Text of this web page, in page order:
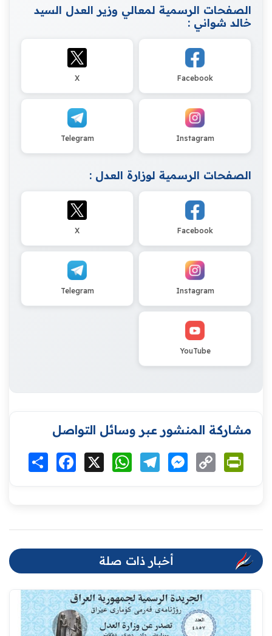
الصفحات الرسمية لمعالي وزير العدل السيد
خالد شواني :
Facebook
X
Instagram
Telegram
الصفحات الرسمية لوزارة العدل :
Facebook
X
Instagram
Telegram
YouTube
مشاركة المنشور عبر وسائل التواصل
انشر Facebook WhatsAppTelegramMessenger
Copy
Link
أخبار ذات صلة